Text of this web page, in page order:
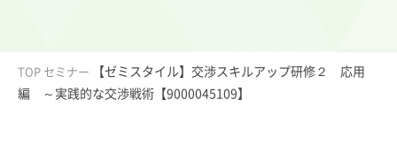
TOP セミナー
【ゼミスタイル】交渉スキルアップ研修２ 応用
編 ～実践的な交渉戦術【9000045109】